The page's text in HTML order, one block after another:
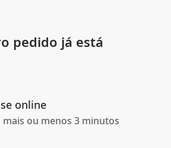
pedido já está
online
mais ou menos 3 minutos